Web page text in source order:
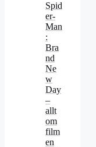
Spid
er-
Man
:
Bra
nd
Ne
w
Day
–
allt
om
film
en